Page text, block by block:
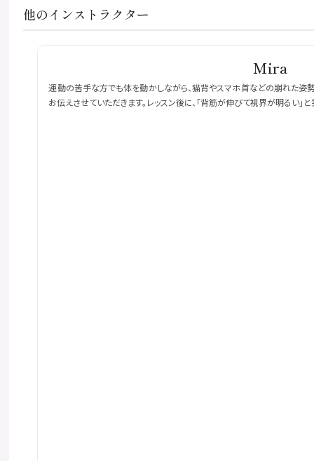
他のインストラクター
Mira
運動の苦手な方でも体を動かしながら、猫背やスマホ首などの崩れた姿勢
お伝えさせていただきます。レッスン後に、「背筋が伸びて視界が明るい